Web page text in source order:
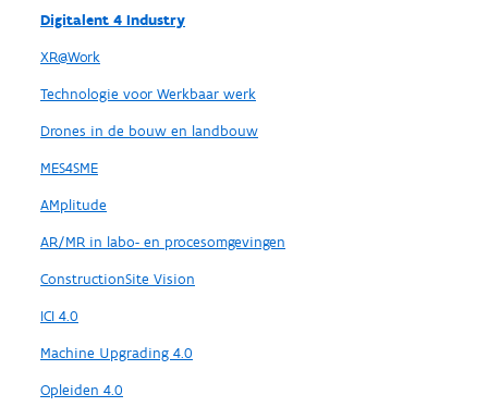
Digitalent 4 Industry
XR@Work
Technologie voor Werkbaar werk
Drones in de bouw en landbouw
MES4SME
AMplitude
AR/MR in labo- en procesomgevingen
ConstructionSite Vision
ICI 4.0
Machine Upgrading 4.0
Opleiden 4.0